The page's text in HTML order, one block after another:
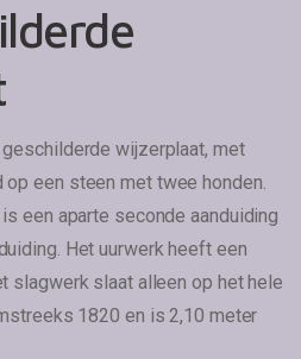
wijzerplaat, met
een steen met twee honden.
een aparte seconde aanduiding
Het uurwerk heeft een
slagwerk slaat alleen op het hele
1820 en is 2,10 meter